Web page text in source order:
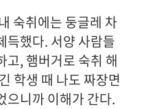
숙취에는 둥글레 차
득했다. 서양 사람들
고, 햄버거로 숙취 해
학생 때 나도 짜장면
으니까 이해가 간다.